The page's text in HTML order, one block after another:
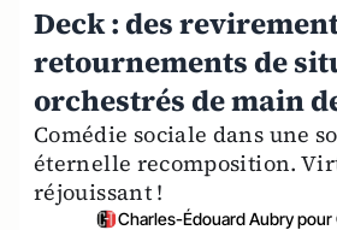
Deck : des
retournements de
orchestrés de main
Comédie sociale dans une
éternelle recomposition.
réjouissant !
Charles-Édouard Aubry